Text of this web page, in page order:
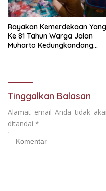
Rayakan Kemerdekaan Yang
Ke 81 Tahun Warga Jalan
Muharto Kedungkandang
Tinggalkan Balasan
Alamat email Anda tidak
ditandai *